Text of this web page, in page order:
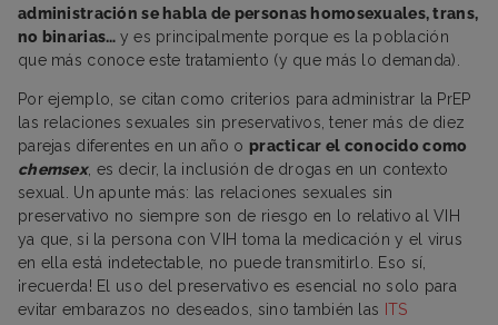
administración se habla de personas homosexuales, trans,
no binarias… y es principalmente porque es la población
que más conoce este tratamiento (y que más lo demanda).
Por ejemplo, se citan como criterios para administrar la PrEP
las relaciones sexuales sin preservativos, tener más de diez
parejas diferentes en un año o practicar el conocido como
chemsex, es decir, la inclusión de drogas en un contexto
sexual. Un apunte más: las relaciones sexuales sin
preservativo no siempre son de riesgo en lo relativo al VIH
ya que, si la persona con VIH toma la medicación y el virus
en ella está indetectable, no puede transmitirlo. Eso sí,
¡recuerda! El uso del preservativo es esencial no solo para
evitar embarazos no deseados, sino también las ITS